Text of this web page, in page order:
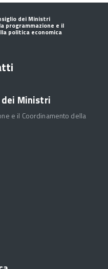
dei Ministri
programmazione e il
politica economica
dei Ministri
e il Coordinamento della